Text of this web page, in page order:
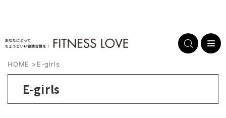
HOME >E-girls
E-girls